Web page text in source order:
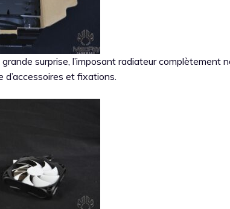
grande surprise, l’imposant radiateur complètement
d’accessoires et fixations.